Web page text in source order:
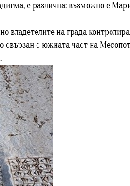
е различна: възможно е
владетелите на града
свързан с южната част на